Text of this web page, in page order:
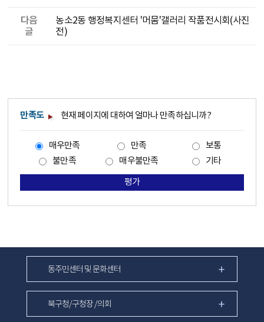
다음
글
농소2동 행정복지센터 '머뭄'갤러리 작품전시회(사진
전)
만족도 현재 페이지에 대하여 얼마나 만족하십니까?
매우만족 만족
보통
불만족
매우불만족 기타
평가
동주민센터 및 문화센터
북구청/구청장 /의회